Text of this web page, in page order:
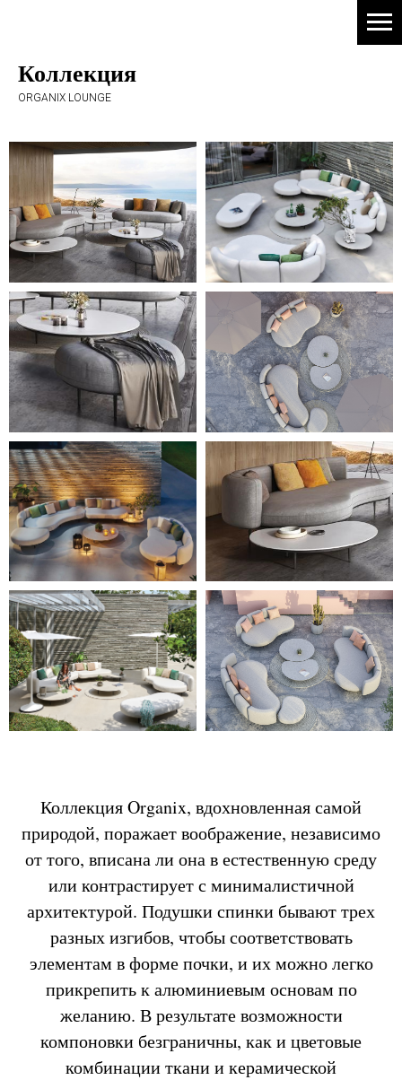
Коллекция
ORGANIX LOUNGE
Коллекция Organix, вдохновленная самой
природой, поражает воображение, независимо
от того, вписана ли она в естественную среду
или контрастирует с минималистичной
архитектурой. Подушки спинки бывают трех
разных изгибов, чтобы соответствовать
элементам в форме почки, и их можно легко
прикрепить к алюминиевым основам по
желанию. В результате возможности
компоновки безграничны, как и цветовые
комбинации ткани и керамической